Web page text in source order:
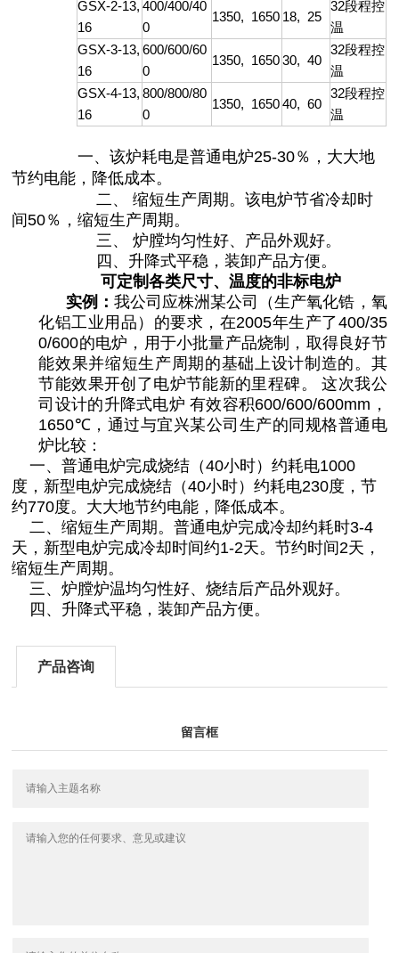
GSX-2-13,
16
400/400/40
0
1350, 1650 18, 25
32段程控
温
GSX-3-13,
16
600/600/60
0
1350, 1650 30, 40
32段程控
温
GSX-4-13,
16
800/800/80
0
1350, 1650 40, 60
32段程控
温
一、该炉耗电是普通电炉25-30％，大大地
节约电能，降低成本。
二、 缩短生产周期。该电炉节省冷却时
间50％，缩短生产周期。
三、
炉膛均匀性好、产品外观好。
四、升降式平稳，装卸产品方便。
可定制各类尺寸、温度的非标电炉
实例： 我公司应株洲某公司（生产氧化锆，氧
化铝工业用品）的要求，在2005年生产了400/35
0/600的电炉，用于小批量产品烧制，取得良好节
能效果并缩短生产周期的基础上设计制造的。其
节能效果开创了电炉节能新的里程碑。
这次我公
司设计的升降式电炉 有效容积600/600/600mm ，
1650℃ ，通过与宜兴某公司生产的同规格普通电
炉比较：
一、普通电炉完成烧结（40小时）约耗电1000
度，新型电炉完成烧结（40小时）约耗电230度，节
约770度。大大地节约电能，降低成本。
二、缩短生产周期。普通电炉完成冷却约耗时3-4
天，新型电炉完成冷却时间约1-2天。节约时间2天，
缩短生产周期。
三、炉膛炉温均匀性好、烧结后产品外观好。
四、升降式平稳，装卸产品方便。
产品咨询
留言框